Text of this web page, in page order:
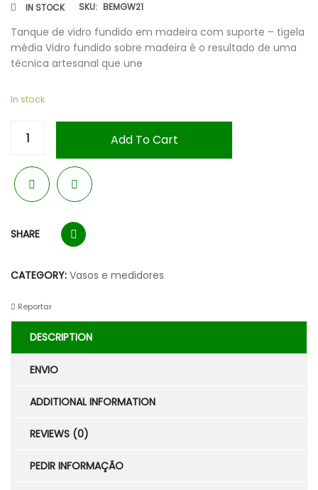
IN STOCK SKU: BEMGW21
Tanque de vidro fundido em madeira com suporte – tigela
média Vidro fundido sobre madeira é o resultado de uma
técnica artesanal que une
In stock
Add To Cart
SHARE
CATEGORY: Vasos e medidores
Reportar
DESCRIPTION
ENVIO
ADDITIONAL INFORMATION
REVIEWS (0)
PEDIR INFORMAÇÃO